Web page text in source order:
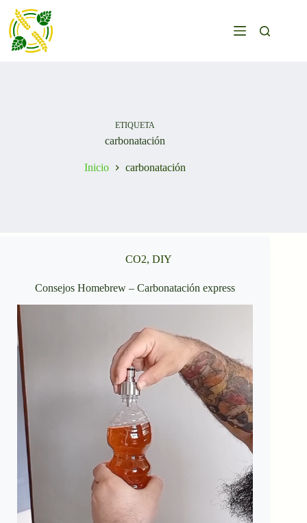
contenido
ETIQUETA
carbonatación
Inicio carbonatación
CO2,DIY
Consejos Homebrew – Carbonatación express